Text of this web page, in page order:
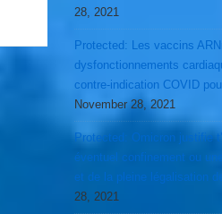
28, 2021
Protected: Les vaccins
dysfonctionnements
contre-indication COVID
November 28, 2021
Protected: Omicron justifie
éventuel confinement ou
et de la pleine
28, 2021